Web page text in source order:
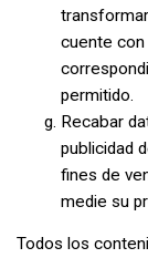
cuente con
permitido.
Recabar
publicidad
fines de
medie su
Todos los